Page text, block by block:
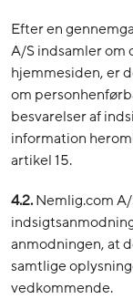
Efter en
A/S indsamler
hjemmesiden, er
om
besvarelser af
information
artikel 15.
4.2.Nemlig.com
anmodningen, at
samtlige
vedkommende.